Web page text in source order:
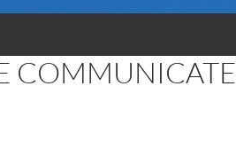
COMMUNICATE